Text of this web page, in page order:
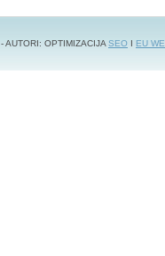
- AUTORI: OPTIMIZACIJASEO I EU